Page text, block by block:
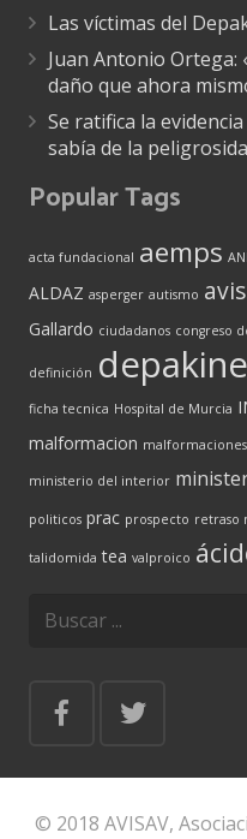
Las víctimas del
Juan Antonio Ortega:
daño que ahora
Se ratifica la
sabía de la
Popular Tags
acta fundacional aemps
ALDAZ asperger autismo
Gallardo ciudadanos congreso
definición depakine
ficha tecnica Hospital de Murcia
malformacion malformaciones
ministerio del interior
politicos prac prospecto retraso
talidomida tea valproico
© 2018 AVISAV,